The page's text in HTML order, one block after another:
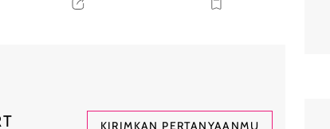
KIRIMKAN PERTANYAANMU